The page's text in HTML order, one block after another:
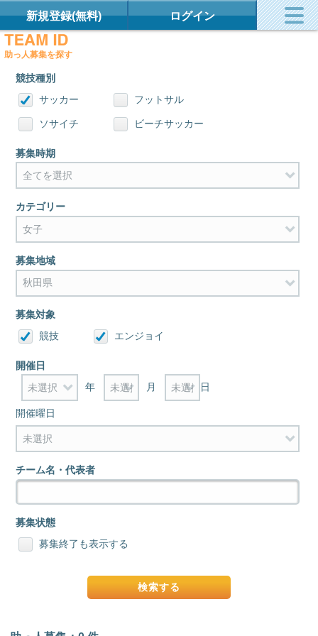
新規登録(無料) ログイン
助っ人募集を探す
競技種別
サッカー
フットサル
ソサイチ ビーチサッカー
募集時期
カテゴリー
募集地域
募集対象
競技
エンジョイ
開催日
年
月 日
開催曜日
チーム名・代表者
募集状態
募集終了も表示する